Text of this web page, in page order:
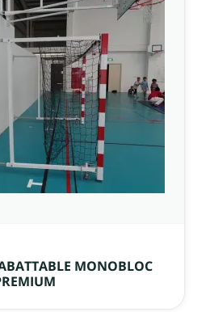
MONOBLOC